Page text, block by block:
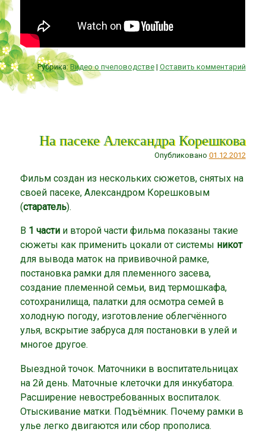
Рубрика:Видео о пчеловодстве | Оставить комментарий
На пасеке Александра Корешкова
Опубликовано 01.12.2012
Фильм создан из нескольких сюжетов, снятых на
своей пасеке, Александром Корешковым
(старатель).
В 1 части и второй части фильма показаны такие
сюжеты как применить цокали от системы никот
для вывода маток на прививочной рамке,
постановка рамки для племенного засева,
создание племенной семьи, вид термошкафа,
сотохранилища, палатки для осмотра семей в
холодную погоду, изготовление облегчённого
улья, вскрытие забруса для постановки в улей и
многое другое.
Выездной точок. Маточники в воспитательницах
на 2й день. Маточные клеточки для инкубатора.
Расширение невостребованных воспиталок.
Отыскивание матки. Подъёмник. Почему рамки в
улье легко двигаются или сбор прополиса.